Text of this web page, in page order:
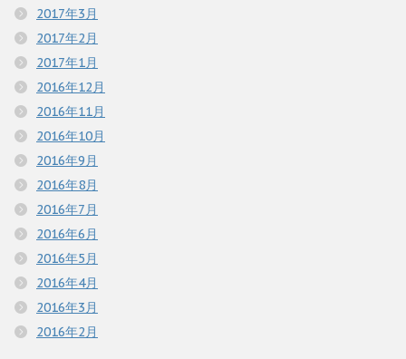
2017年3月
2017年2月
2017年1月
2016年12月
2016年11月
2016年10月
2016年9月
2016年8月
2016年7月
2016年6月
2016年5月
2016年4月
2016年3月
2016年2月